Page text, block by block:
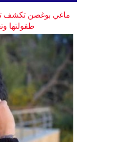
ماغي بوغصن تكشف
طفولتها